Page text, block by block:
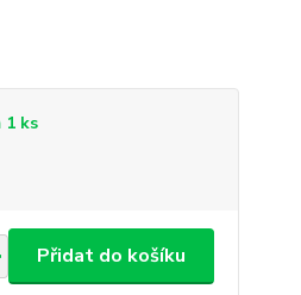
1 ks
Přidat do košíku